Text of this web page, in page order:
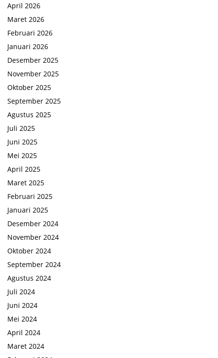
April 2026
Maret 2026
Februari 2026
Januari 2026
Desember 2025
November 2025
Oktober 2025
September 2025
Agustus 2025
Juli 2025
Juni 2025
Mei 2025
April 2025
Maret 2025
Februari 2025
Januari 2025
Desember 2024
November 2024
Oktober 2024
September 2024
Agustus 2024
Juli 2024
Juni 2024
Mei 2024
April 2024
Maret 2024